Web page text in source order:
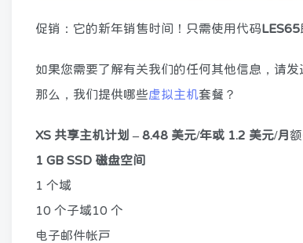
促销：它的新年销售时间！只需使用代码LES65
如果您需要了解有关我们的任何其他信息，请发
那么，我们提供哪些虚拟主机套餐？
XS 共享主机计划 – 8.48 美元/年或 1.2 美元/月
1 GB SSD 磁盘空间
1 个域
10 个子域10 个
电子邮件帐户